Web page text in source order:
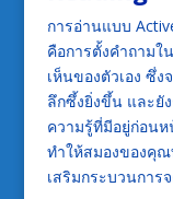
การอ่านแบบ
คือการตั้งคำถาม
เห็นของตัวเอง ซึ่
ลึกซึ้งยิ่งขึ้น และยั
ความรู้ที่มีอยู่ก่อน
ทำให้สมองของคุ
เสริมกระบวนการ